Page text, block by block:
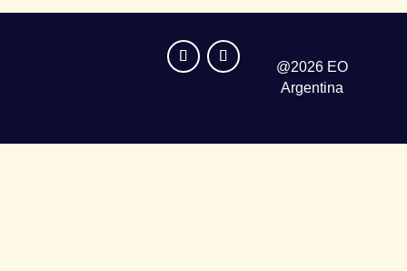
@2026 EO
Argentina